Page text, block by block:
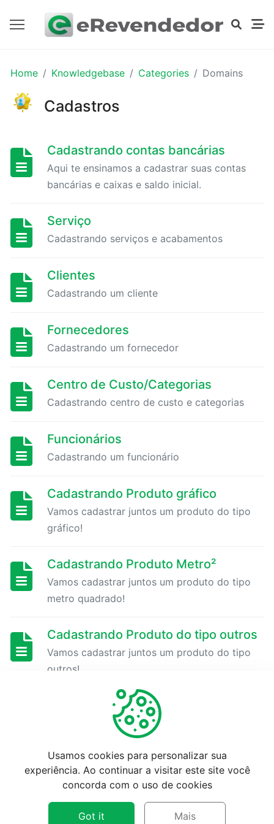
PRIMEIROS
empresa
Cadastrando
contas
Cadastrando
gráfico
Produto
Metro²
Cadastrando
Produto
do
outros
CADASTROS
Cadastrando
contas
bancárias
Serviço
Custo/Categorias
Home Knowledgebase Categories Domains
Cadastros
Cadastrando contas bancárias
Aqui te ensinamos a cadastrar suas contas
bancárias e caixas e saldo inicial.
Serviço
Cadastrando serviços e acabamentos
Clientes
Cadastrando um cliente
Fornecedores
Cadastrando um fornecedor
Centro de Custo/Categorias
Cadastrando centro de custo e categorias
Funcionários
Cadastrando um funcionário
Cadastrando Produto gráfico
Vamos cadastrar juntos um produto do tipo
gráfico!
Cadastrando Produto Metro²
Vamos cadastrar juntos um produto do tipo
metro quadrado!
Cadastrando Produto do tipo outros
Vamos cadastrar juntos um produto do tipo
outros!
Cadastrando uma variação
Cadastrando uma grade e suas variações
1 2
Usamos cookies para personalizar sua
experiência. Ao continuar a visitar este site você
concorda com o uso de cookies
Got it Mais